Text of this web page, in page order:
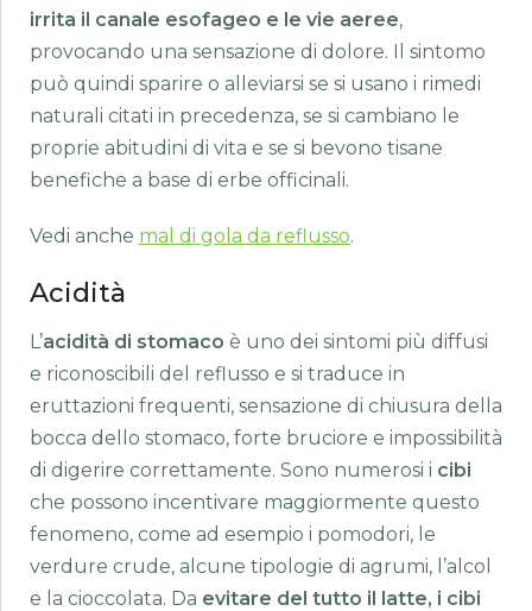
irrita il canale esofageo e le vie aeree,
provocando una sensazione di dolore. Il sintomo
può quindi sparire o alleviarsi se si usano i rimedi
naturali citati in precedenza, se si cambiano le
proprie abitudini di vita e se si bevono tisane
benefiche a base di erbe officinali.
Vedi anche mal di gola da reflusso.
Acidità
L’acidità di stomaco è uno dei sintomi più diffusi
e riconoscibili del reflusso e si traduce in
eruttazioni frequenti, sensazione di chiusura della
bocca dello stomaco, forte bruciore e impossibilità
di digerire correttamente. Sono numerosi i cibi
che possono incentivare maggiormente questo
fenomeno, come ad esempio i pomodori, le
verdure crude, alcune tipologie di agrumi, l’alcol
e la cioccolata. Da evitare del tutto il latte, i cibi